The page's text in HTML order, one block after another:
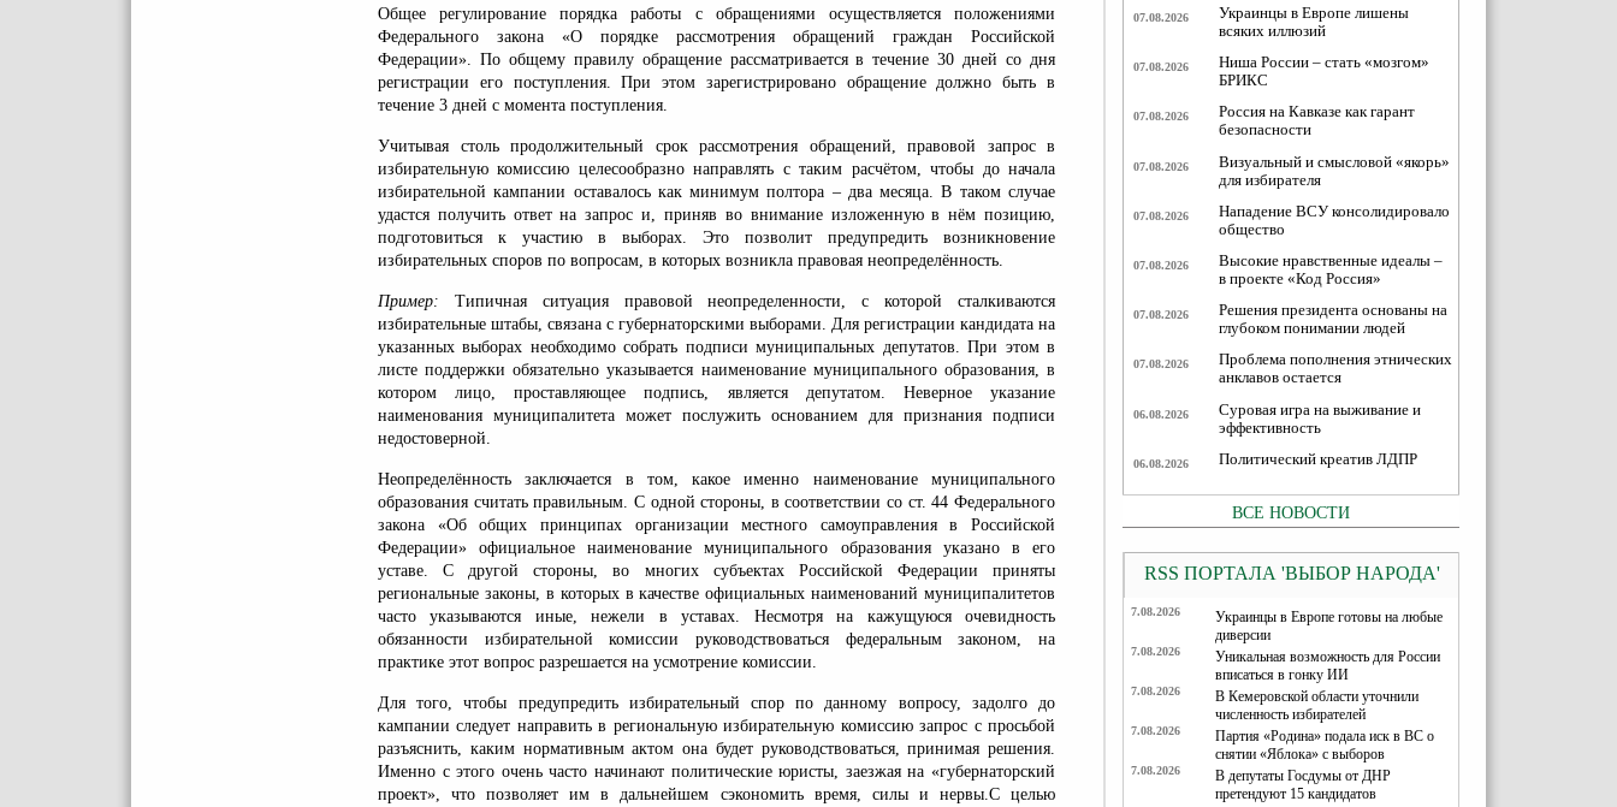
Общее регулирование порядка работы с обращениями осуществляется положениями
Федерального закона «О порядке рассмотрения обращений граждан Российской
Федерации». По общему правилу обращение рассматривается в течение 30 дней со дня
регистрации его поступления. При этом зарегистрировано обращение должно быть в
течение 3 дней с момента поступления.
Учитывая столь продолжительный срок рассмотрения обращений, правовой запрос в
избирательную комиссию целесообразно направлять с таким расчётом, чтобы до начала
избирательной кампании оставалось как минимум полтора – два месяца. В таком случае
удастся получить ответ на запрос и, приняв во внимание изложенную в нём позицию,
подготовиться к участию в выборах. Это позволит предупредить возникновение
избирательных споров по вопросам, в которых возникла правовая неопределённость.
Пример: Типичная ситуация правовой неопределенности, с которой сталкиваются
избирательные штабы, связана с губернаторскими выборами. Для регистрации кандидата на
указанных выборах необходимо собрать подписи муниципальных депутатов. При этом в
листе поддержки обязательно указывается наименование муниципального образования, в
котором лицо, проставляющее подпись, является депутатом. Неверное указание
наименования муниципалитета может послужить основанием для признания подписи
недостоверной.
Неопределённость заключается в том, какое именно наименование муниципального
образования считать правильным. С одной стороны, в соответствии со ст. 44 Федерального
закона «Об общих принципах организации местного самоуправления в Российской
Федерации» официальное наименование муниципального образования указано в его
уставе. С другой стороны, во многих субъектах Российской Федерации приняты
региональные законы, в которых в качестве официальных наименований муниципалитетов
часто указываются иные, нежели в уставах. Несмотря на кажущуюся очевидность
обязанности избирательной комиссии руководствоваться федеральным законом, на
практике этот вопрос разрешается на усмотрение комиссии.
Для того, чтобы предупредить избирательный спор по данному вопросу, задолго до
кампании следует направить в региональную избирательную комиссию запрос с просьбой
разъяснить, каким нормативным актом она будет руководствоваться, принимая решения.
Именно с этого очень часто начинают политические юристы, заезжая на «губернаторский
проект», что позволяет им в дальнейшем сэкономить время, силы и нервы.С целью
07.08.2026
Украинцы в Европе лишены
всяких иллюзий
07.08.2026
Ниша России – стать «мозгом»
БРИКС
07.08.2026
Россия на Кавказе как гарант
безопасности
07.08.2026
Визуальный и смысловой «якорь»
для избирателя
07.08.2026
Нападение ВСУ консолидировало
общество
07.08.2026
Высокие нравственные идеалы –
в проекте «Код Россия»
07.08.2026
Решения президента основаны на
глубоком понимании людей
07.08.2026
Проблема пополнения этнических
анклавов остается
06.08.2026
Суровая игра на выживание и
эффективность
06.08.2026 Политический креатив ЛДПР
ВСЕ НОВОСТИ
RSS ПОРТАЛА 'ВЫБОР НАРОДА'
7.08.2026
Украинцы в Европе готовы на любые
диверсии
7.08.2026
Уникальная возможность для России
вписаться в гонку ИИ
7.08.2026
В Кемеровской области уточнили
численность избирателей
7.08.2026
Партия «Родина» подала иск в ВС о
снятии «Яблока» с выборов
7.08.2026
В депутаты Госдумы от ДНР
претендуют 15 кандидатов